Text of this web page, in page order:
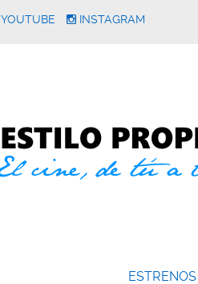
YOUTUBE INSTAGRAM
ESTRENOS